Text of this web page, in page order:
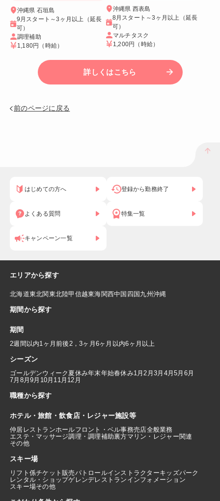
沖縄県 石垣島
9月スタート～3ヶ月以上（延長
可）
調理補助
1,180円 （時給）
沖縄県 西表島
8月スタート～3ヶ月以上（延長
可）
マルチタスク
1,200円 （時給）
詳しくはこちら
前のページに戻る
はじめての方へ 登録から勤務終了
よくある質問 特集一覧
キャンペーン一覧
エリアから探す
北海道東北関東北陸甲信越東海関西中国 四国九州沖縄
期間から探す
期間
2週間以内1ヶ月前後 2，3ヶ月 6ヶ月以内6ヶ月以上
シーズン
ゴールデンウィーク 夏休み年末年始春休み1月 2月3月 4月5月 6月
7月 8月9月 10月 11月 12月
職種から探す
ホテル・旅館・飲食店・レジャー施設等
仲居 レストランホールフロント・ベル事務売店全般業務
エステ・マッサージ調理・調理補助裏方マリン・レジャー関連
その他
スキー場
リフト係チケット販売パトロールインストラクターキッズパーク
レンタル・ショップゲレンデレストラン インフォメーション
スキー場その他